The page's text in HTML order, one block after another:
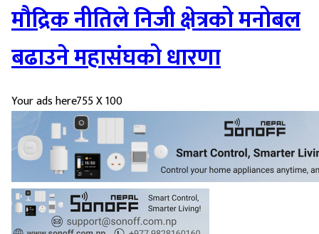
मौद्रिक नीतिले निजी क्षेत्रको मनोबल
बढाउने महासंघको धारणा
Your ads here755 X 100